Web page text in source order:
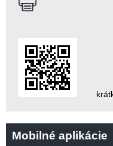
Mobilné aplikácie